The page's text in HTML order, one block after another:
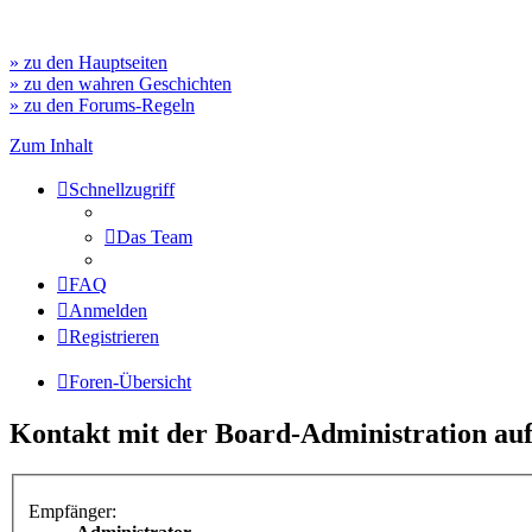
» zu den Hauptseiten
» zu den wahren Geschichten
» zu den Forums-Regeln
Zum Inhalt
Schnellzugriff
Das Team
FAQ
Anmelden
Registrieren
Foren-Übersicht
Kontakt mit der Board-Administration
Empfänger: